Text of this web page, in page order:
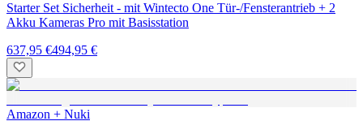
Starter Set Sicherheit - mit Wintecto One Tür-/Fensterantrieb + 2
Akku Kameras Pro mit Basisstation
637,95 €494,95 €
Amazon + Nuki